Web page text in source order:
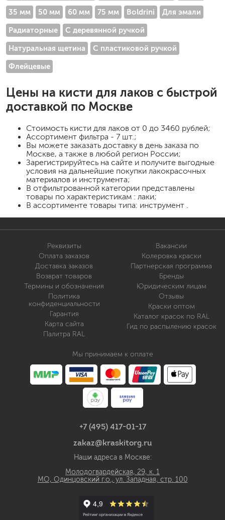
35 мм 50 мм 60 мм 75 мм Boldrini Для эмали
Радиаторные С деревянной ручкой
Натуральная щетина С пластиковой ручкой
Флейцевые
Цены на кисти для лаков с быстрой
доставкой по Москве
Стоимость кисти для лаков от 0 до 3460 рублей;
Ассортимент фильтра - 7 шт.;
Вы можете заказать доставку в день заказа по
Москве, а также в любой регион России;
Зарегистрируйтесь на сайте и получите выгодные
условия на дальнейшие покупки лакокрасочных
материалов и инструмента;
В отфильтрованной категории представлены
товары по характеристикам : лаки;
В ассортименте товары типа: инструмент .
Реквизиты
Оплата заказов
Доставка заказов
Возврат товаров
Термины и обозначения
Политика
конфиденциальности
Гарантия
Карта сайта
Палитра RAL
Вакансии
Колеровка краски
Партнерская программа
Бренды
Юридическим лицам
Отзывы
Краски оптом
Каталог красок по RAL
Гид по распылению красок
Мы принимаем к оплате
+7 (495) 417-01-17
zakaz@kraskitorg.ru
Наши адреса в Москве:
Молодогвардейская, 29, к. 1
МО, Одинцовский г.о., ул. Западная, стр. 100